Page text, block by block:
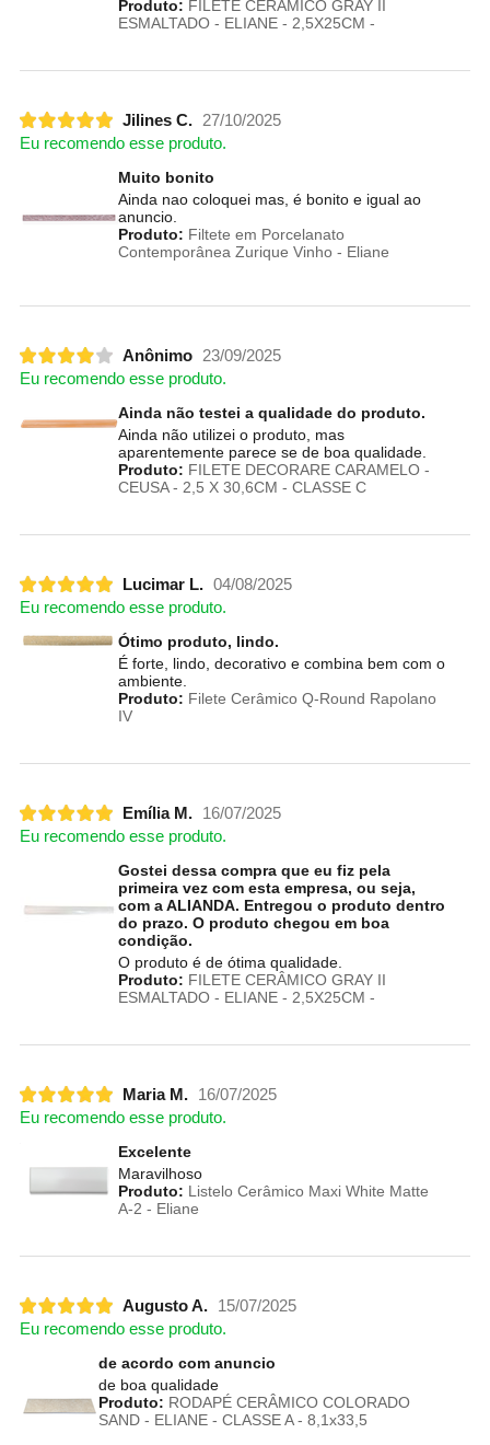
Produto: FILETE CERÂMICO GRAY II
ESMALTADO - ELIANE - 2,5X25CM -
Jilines C.
27/10/2025
Eu recomendo esse produto.
Muito bonito
Ainda nao coloquei mas, é bonito e igual ao
anuncio.
Produto: Filtete em Porcelanato
Contemporânea Zurique Vinho - Eliane
Anônimo
23/09/2025
Eu recomendo esse produto.
Ainda não testei a qualidade do produto.
Ainda não utilizei o produto, mas
aparentemente parece se de boa qualidade.
Produto: FILETE DECORARE CARAMELO -
CEUSA - 2,5 X 30,6CM - CLASSE C
Lucimar L. 04/08/2025
Eu recomendo esse produto.
Ótimo produto, lindo.
É forte, lindo, decorativo e combina bem com o
ambiente.
Produto: Filete Cerâmico Q-Round Rapolano
IV
Emília M.
16/07/2025
Eu recomendo esse produto.
Gostei dessa compra que eu fiz pela
primeira vez com esta empresa, ou seja,
com a ALIANDA. Entregou o produto dentro
do prazo. O produto chegou em boa
condição.
O produto é de ótima qualidade.
Produto: FILETE CERÂMICO GRAY II
ESMALTADO - ELIANE - 2,5X25CM -
Maria M.
16/07/2025
Eu recomendo esse produto.
Excelente
Maravilhoso
Produto: Listelo Cerâmico Maxi White Matte
A-2 - Eliane
Augusto A.
15/07/2025
Eu recomendo esse produto.
de acordo com anuncio
de boa qualidade
Produto: RODAPÉ CERÂMICO COLORADO
SAND - ELIANE - CLASSE A - 8,1x33,5